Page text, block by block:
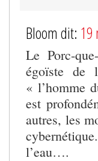
Bloom dit: 19
Le Porc-
égoïste de
« l’homme
est
autres, les
l’eau….